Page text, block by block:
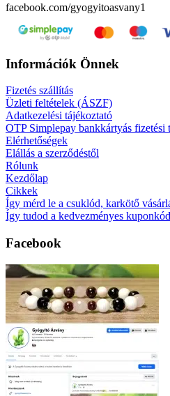
facebook.com/gyogyitoasvany1
Információk Önnek
Fizetés szállítás
Üzleti feltételek (ÁSZF)
Adatkezelési tájékoztató
OTP Simplepay bankkártyás fizetési
Elérhetőségek
Elállás a szerződéstől
Rólunk
Kezdőlap
Cikkek
Így mérd le a csuklód, karkötő
Így tudod a kedvezményes
Facebook